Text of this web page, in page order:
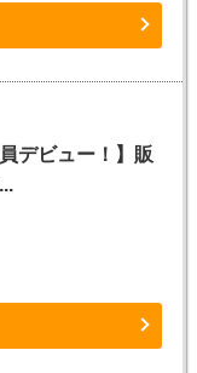
デビュー！】販